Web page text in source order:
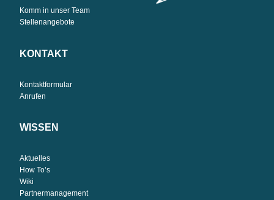
Komm in unser Team
Stellenangebote
KONTAKT
Kontaktformular
Anrufen
WISSEN
Aktuelles
How To’s
Wiki
Partnermanagement